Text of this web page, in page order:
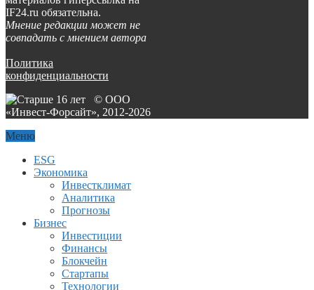
IF24.ru обязательна.
Мнение редакции может не
совпадать с мнением автора
Политика
конфиденциальности
© ООО
«Инвест-Форсайт», 2012-2026
Меню
ESG
Экономика
Инвестклимат
Аналитика
Прогнозы
Бизнес
Инвестиции
Финансы
Блокчейн
Стартапы
Технологии